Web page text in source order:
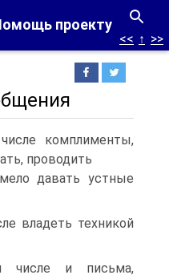
проекту
<< ↑ >>
комплименты,
проводить
давать устные
владеть техникой
и письма,